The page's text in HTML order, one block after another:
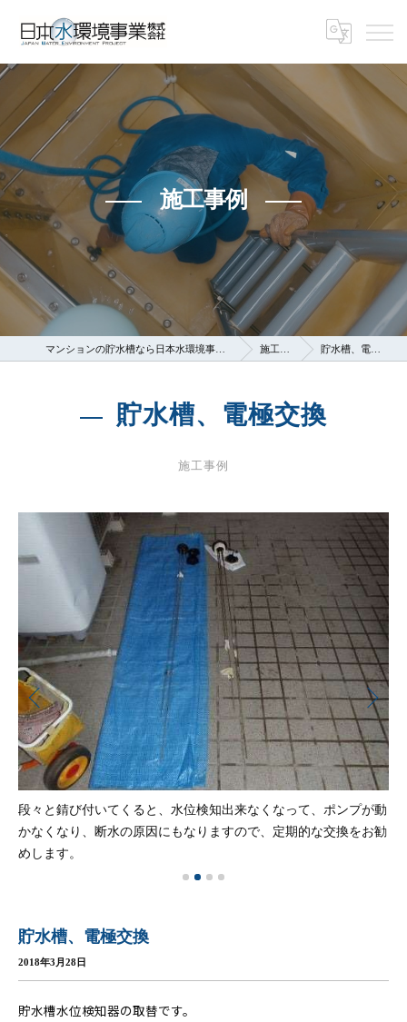
施工事例
施工事例 貯水槽、電極交換
施工事例
貯水槽、電極交換
段々と錆び付いてくると、水位検知出来なくなって、ポンプが動
かなくなり、断水の原因にもなりますので、定期的な交換をお勧
めします。
貯水槽、電極交換
2018年3月28日
貯水槽水位検知器の取替です。